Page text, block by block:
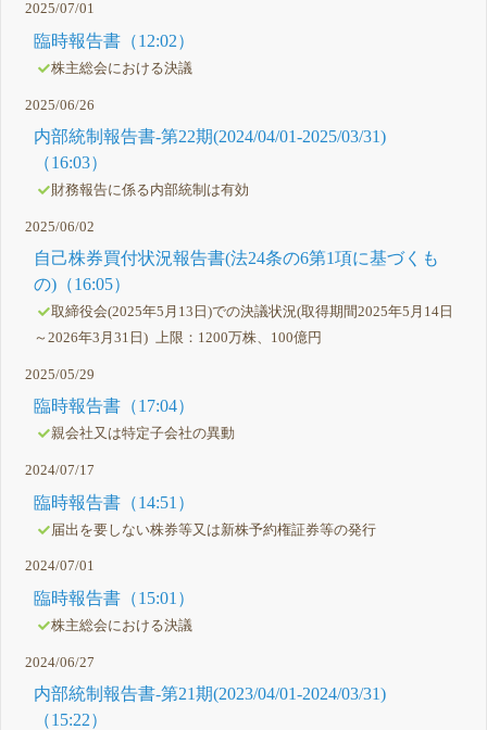
2025/07/01
臨時報告書（12:02）
株主総会における決議
2025/06/26
内部統制報告書-第22期(2024/04/01-2025/03/31)
（16:03）
財務報告に係る内部統制は有効
2025/06/02
自己株券買付状況報告書(法24条の6第1項に基づくも
の)（16:05）
取締役会(2025年5月13日)での決議状況(取得期間2025年5月14日
～2026年3月31日) 上限：1200万株、100億円
2025/05/29
臨時報告書（17:04）
親会社又は特定子会社の異動
2024/07/17
臨時報告書（14:51）
届出を要しない株券等又は新株予約権証券等の発行
2024/07/01
臨時報告書（15:01）
株主総会における決議
2024/06/27
内部統制報告書-第21期(2023/04/01-2024/03/31)
（15:22）